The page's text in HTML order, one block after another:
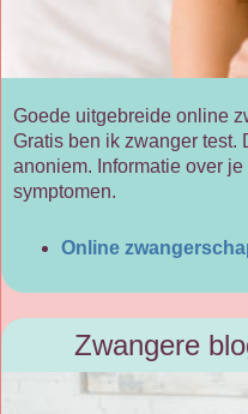
Goede uitgebreide online
Gratis ben ik zwanger test.
anoniem. Informatie over
symptomen.
Online
Zwangere